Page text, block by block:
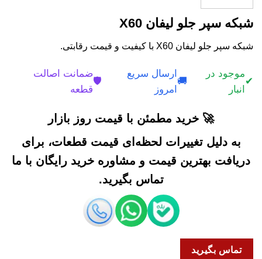
شبکه سپر جلو لیفان X60
شبکه سپر جلو لیفان X60 با کیفیت و قیمت رقابتی.
✔
موجود در
انبار
🚚
ارسال سریع
امروز
🛡️
ضمانت اصالت
قطعه
🚀 خرید مطمئن با قیمت روز بازار
به دلیل تغییرات لحظه‌ای قیمت قطعات، برای
دریافت بهترین قیمت و مشاوره خرید رایگان با ما
تماس بگیرید.
تماس بگیرید